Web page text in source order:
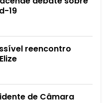
19
reencontro
de Câmara